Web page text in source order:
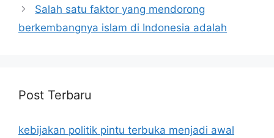
Salah satu faktor yang mendorong
berkembangnya islam di Indonesia adalah
Post Terbaru
kebijakan politik pintu terbuka menjadi awal